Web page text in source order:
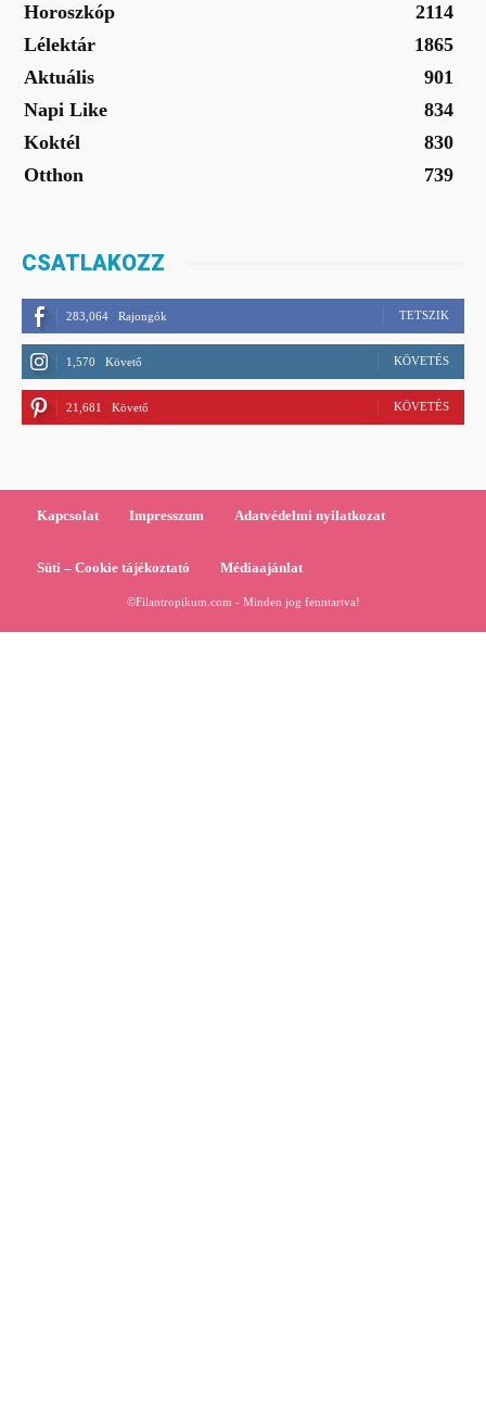
Horoszkóp
2114
Lélektár
1865
Aktuális
901
Napi Like
834
Koktél
830
Otthon
739
CSATLAKOZZ
283,064 Rajongók TETSZIK
1,570 Követő KÖVETÉS
21,681 Követő KÖVETÉS
Kapcsolat Impresszum Adatvédelmi nyilatkozat
Süti – Cookie tájékoztató Médiaajánlat
©Filantropikum.com - Minden jog fenntartva!